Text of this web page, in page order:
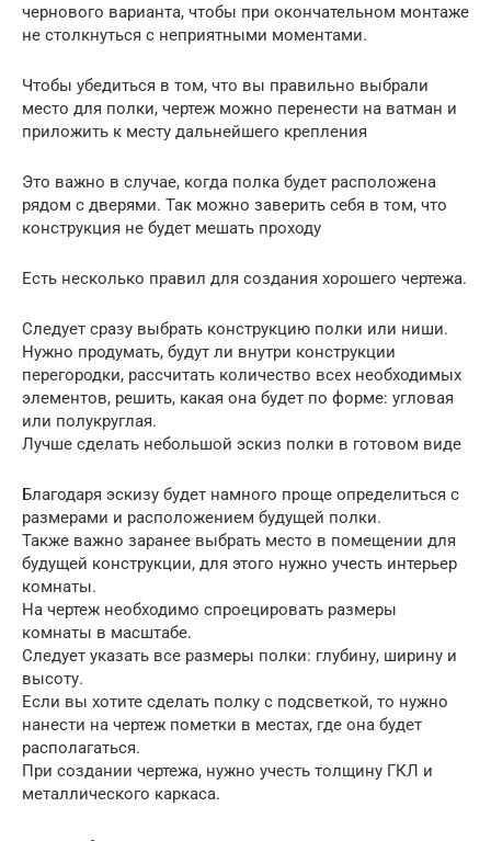
чернового варианта, чтобы при окончательном монтаже
не столкнуться с неприятными моментами.
Чтобы убедиться в том, что вы правильно выбрали
место для полки, чертеж можно перенести на ватман и
приложить к месту дальнейшего крепления
Это важно в случае, когда полка будет расположена
рядом с дверями. Так можно заверить себя в том, что
конструкция не будет мешать проходу
Есть несколько правил для создания хорошего чертежа.
Следует сразу выбрать конструкцию полки или ниши.
Нужно продумать, будут ли внутри конструкции
перегородки, рассчитать количество всех необходимых
элементов, решить, какая она будет по форме: угловая
или полукруглая.
Лучше сделать небольшой эскиз полки в готовом виде
Благодаря эскизу будет намного проще определиться с
размерами и расположением будущей полки.
Также важно заранее выбрать место в помещении для
будущей конструкции, для этого нужно учесть интерьер
комнаты.
На чертеж необходимо спроецировать размеры
комнаты в масштабе.
Следует указать все размеры полки: глубину, ширину и
высоту.
Если вы хотите сделать полку с подсветкой, то нужно
нанести на чертеж пометки в местах, где она будет
располагаться.
При создании чертежа, нужно учесть толщину ГКЛ и
металлического каркаса.